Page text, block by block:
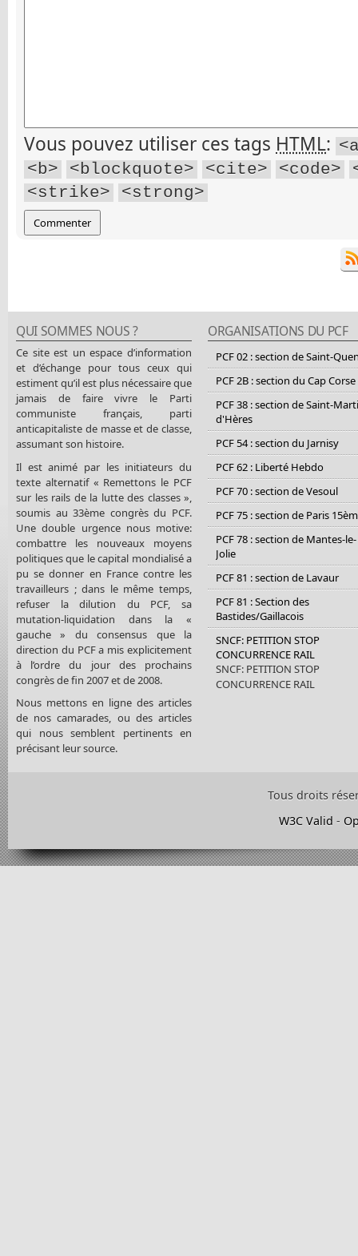
Vous pouvez utiliser ces tags HTML:
<b>
<blockquote> <cite> <code>
<strike>
<strong>
QUI SOMMES NOUS ?
Ce site est un espace d’information
et d’échange pour tous ceux qui
estiment qu’il est plus nécessaire que
jamais de faire vivre le Parti
communiste français, parti
anticapitaliste de masse et de classe,
assumant son histoire.
Il est animé par les initiateurs du
texte alternatif « Remettons le PCF
sur les rails de la lutte des classes »,
soumis au 33ème congrès du PCF.
Une double urgence nous motive:
combattre les nouveaux moyens
politiques que le capital mondialisé a
pu se donner en France contre les
travailleurs ; dans le même temps,
refuser la dilution du PCF, sa
mutation-liquidation dans la «
gauche » du consensus que la
direction du PCF a mis explicitement
à l’ordre du jour des prochains
congrès de fin 2007 et de 2008.
Nous mettons en ligne des articles
de nos camarades, ou des articles
qui nous semblent pertinents en
précisant leur source.
ORGANISATIONS DU PCF
PCF 02 : section de Saint-
PCF 2B : section du Cap Corse
PCF 38 : section de Saint-
d'Hères
PCF 54 : section du Jarnisy
PCF 62 : Liberté Hebdo
PCF 70 : section de Vesoul
PCF 75 : section de Paris
PCF 78 : section de Mantes-le-
Jolie
PCF 81 : section de Lavaur
PCF 81 : Section des
Bastides/Gaillacois
SNCF: PETITION STOP
CONCURRENCE RAIL
SNCF: PETITION STOP
CONCURRENCE RAIL
Tous droits
W3C Valid -